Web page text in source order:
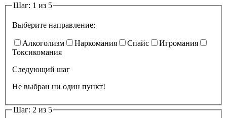
Шаг: 1 из 5
Выберите направление:
Алкоголизм Наркомания Спайс
Игромания
Токсикомания
Следующий шаг
Не выбран ни один пункт!
Шаг: 2 из 5